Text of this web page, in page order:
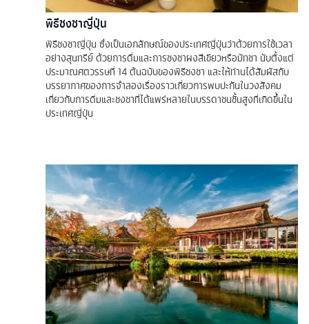
พิธีชงชาญี่ปุ่น
พิธีชงชาญี่ปุ่น ซึ่งเป็นเอกลักษณ์ของประเทศญี่ปุ่นว่าด้วยการใช้เวลา
อย่างสุนทรีย์ ด้วยการดื่มและการชงชาผงสีเขียวหรือมัทชา นับตั้งแต่
ประมาณศตวรรษที่ 14 ต้นฉบับของพิธีชงชา และให้ท่านได้สัมผัสกับ
บรรยากาศของการจำลองเรื่องราวเกี่ยวการพบปะกันในวงสังคม
เกี่ยวกับการดิ่มและชงชาที่ได้แพร่หลายในบรรดาชนชั้นสูงที่เกิดขึ้นใน
ประเทศญี่ปุ่น